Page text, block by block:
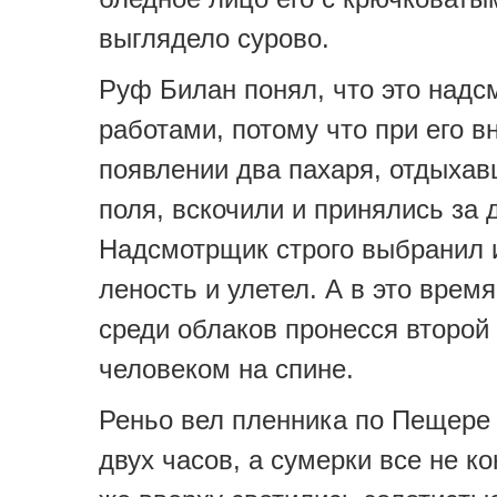
выглядело сурово.
Руф Билан понял, что это
работами, потому что при его
появлении два пахаря,
поля, вскочили и принялись за
Надсмотрщик строго выбранил
леность и улетел. А в это
среди облаков пронесся
человеком на спине.
Реньо вел пленника по Пещере
двух часов, а сумерки все не